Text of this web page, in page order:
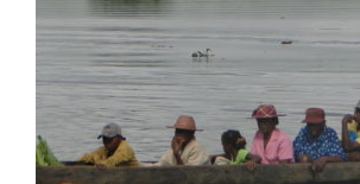
La biodiversité